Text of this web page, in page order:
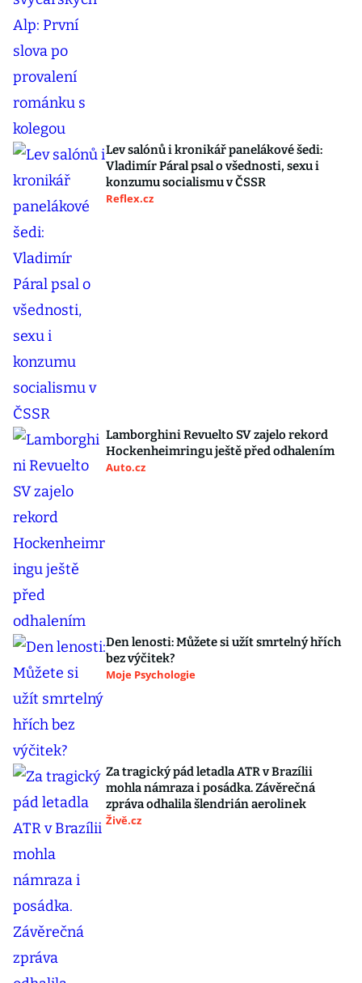
Lev salónů i kronikář panelákové šedi:
Vladimír Páral psal o všednosti, sexu i
konzumu socialismu v ČSSR
Reflex.cz
Lamborghini Revuelto SV zajelo rekord
Hockenheimringu ještě před odhalením
Auto.cz
Den lenosti: Můžete si užít smrtelný hřích
bez výčitek?
Moje Psychologie
Za tragický pád letadla ATR v Brazílii
mohla námraza i posádka. Závěrečná
zpráva odhalila šlendrián aerolinek
Živě.cz